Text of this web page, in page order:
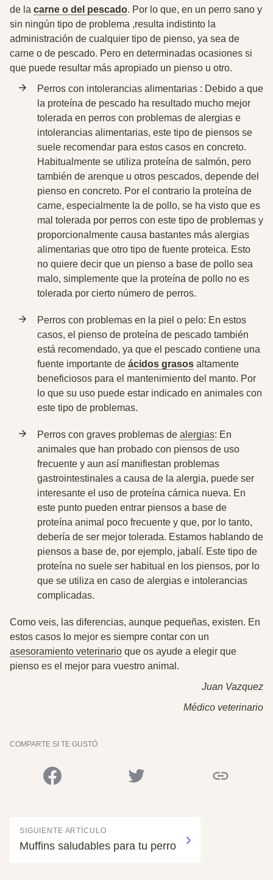
de la carne o del pescado. Por lo que, en un perro sano y
sin ningún tipo de problema ,resulta indistinto la
administración de cualquier tipo de pienso, ya sea de
carne o de pescado. Pero en determinadas ocasiones si
que puede resultar más apropiado un pienso u otro.
Perros con intolerancias alimentarias : Debido a que
la proteína de pescado ha resultado mucho mejor
tolerada en perros con problemas de alergias e
intolerancias alimentarias, este tipo de piensos se
suele recomendar para estos casos en concreto.
Habitualmente se utiliza proteína de salmón, pero
también de arenque u otros pescados, depende del
pienso en concreto. Por el contrario la proteína de
carne, especialmente la de pollo, se ha visto que es
mal tolerada por perros con este tipo de problemas y
proporcionalmente causa bastantes más alergias
alimentarias que otro tipo de fuente proteica. Esto
no quiere decir que un pienso a base de pollo sea
malo, simplemente que la proteína de pollo no es
tolerada por cierto número de perros.
Perros con problemas en la piel o pelo: En estos
casos, el pienso de proteína de pescado también
está recomendado, ya que el pescado contiene una
fuente importante de ácidos grasos altamente
beneficiosos para el mantenimiento del manto. Por
lo que su uso puede estar indicado en animales con
este tipo de problemas.
Perros con graves problemas de alergias: En
animales que han probado con piensos de uso
frecuente y aun así manifiestan problemas
gastrointestinales a causa de la alergia, puede ser
interesante el uso de proteína cárnica nueva. En
este punto pueden entrar piensos a base de
proteína animal poco frecuente y que, por lo tanto,
debería de ser mejor tolerada. Estamos hablando de
piensos a base de, por ejemplo, jabalí. Este tipo de
proteína no suele ser habitual en los piensos, por lo
que se utiliza en caso de alergias e intolerancias
complicadas.
Como veis, las diferencias, aunque pequeñas, existen. En
estos casos lo mejor es siempre contar con un
asesoramiento veterinario que os ayude a elegir que
pienso es el mejor para vuestro animal.
Juan Vazquez
Médico veterinario
COMPARTE SI TE GUSTÓ
SIGUIENTE ARTÍCULO
Muffins saludables para tu perro